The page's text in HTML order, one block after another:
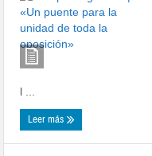
l ...
Leer más